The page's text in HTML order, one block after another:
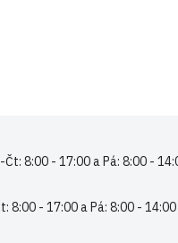
Čt: 8:00 - 17:00 a Pá: 8:00 -
8:00 - 17:00 a Pá: 8:00 - 14:00